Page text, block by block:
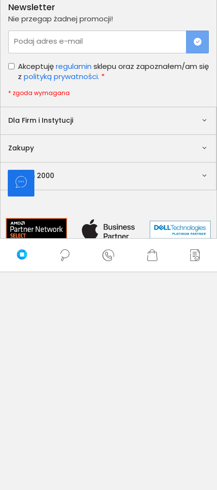
Dla Firm i Instytucji
Zakupy
Delkom 2000
Newsletter
Nie przegap żadnej promocji!
Podaj adres e-mail
Akceptujęregulamin sklepu oraz zapoznałem/am się
z polityką prywatności. *
* zgoda wymagana